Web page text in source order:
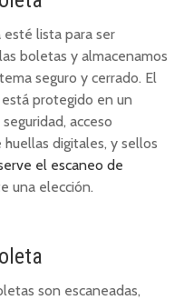
lista para ser
boletas y almacenamos
seguro y cerrado. El
protegido en un
acceso
digitales, y sellos
el escaneo de
una elección.
son escaneadas,